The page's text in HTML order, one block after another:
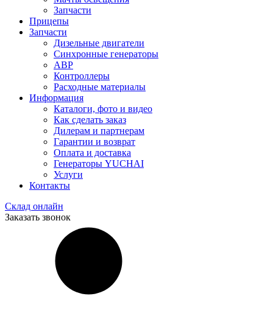
Запчасти
Прицепы
Запчасти
Дизельные двигатели
Синхронные генераторы
АВР
Контроллеры
Расходные материалы
Информация
Каталоги, фото и видео
Как сделать заказ
Дилерам и партнерам
Гарантии и возврат
Оплата и доставка
Генераторы YUCHAI
Услуги
Контакты
Склад онлайн
Заказать звонок